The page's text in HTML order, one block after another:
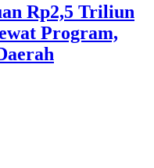
Rp2,5 Triliun
Program,